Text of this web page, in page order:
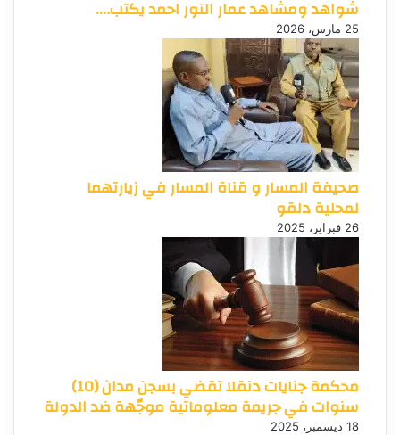
شواهد ومشاهد عمار النور احمد يكتب….
25 مارس، 2026
صحيفة المسار و قناة المسار في زيارتهما
لمحلية دلقو
26 فبراير، 2025
محكمة جنايات دنقلا تقضي بسجن مدان (10)
سنوات في جريمة معلوماتية موجّهة ضد الدولة
18 ديسمبر، 2025